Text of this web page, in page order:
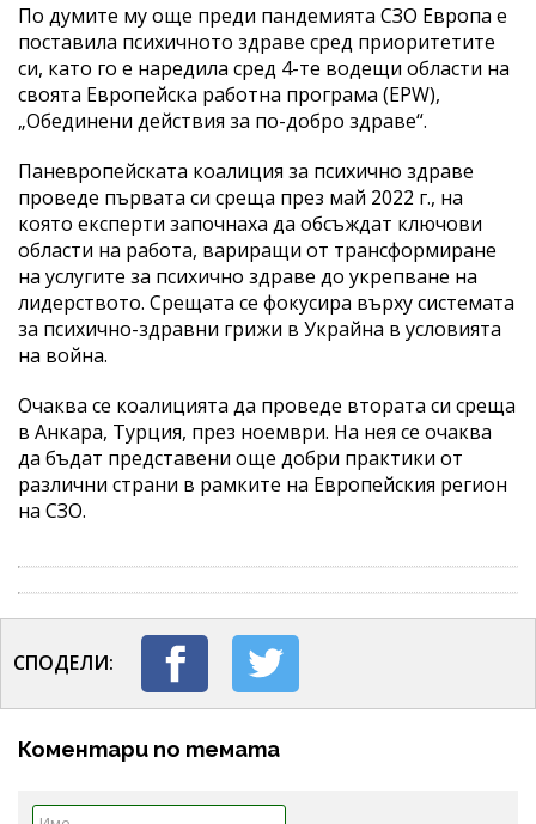
По думите му още преди пандемията СЗО Европа е
поставила психичното здраве сред приоритетите
си, като го е наредила сред 4-те водещи области на
своята Европейска работна програма (EPW),
„Обединени действия за по-добро здраве“.
Паневропейската коалиция за психично здраве
проведе първата си среща през май 2022 г., на
която експерти започнаха да обсъждат ключови
области на работа, вариращи от трансформиране
на услугите за психично здраве до укрепване на
лидерството. Срещата се фокусира върху системата
за психично-здравни грижи в Украйна в условията
на война.
Очаква се коалицията да проведе втората си среща
в Анкара, Турция, през ноември. На нея се очаква
да бъдат представени още добри практики от
различни страни в рамките на Европейския регион
на СЗО.
СПОДЕЛИ:
Коментари по темата